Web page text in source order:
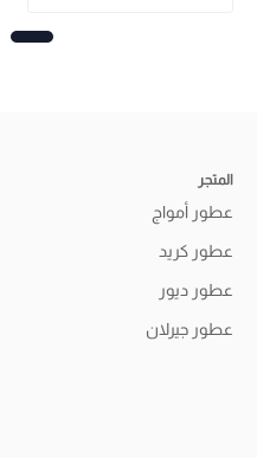
المتجر
عطور أمواج
عطور كريد
عطور ديور
عطور جيرلان